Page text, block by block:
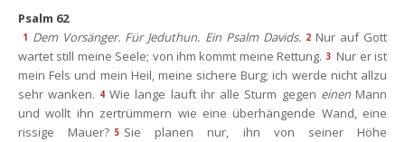
Psalm 62
1 Dem Vorsänger. Für Jeduthun. Ein Psalm Davids. 2 Nur auf Gott
wartet still meine Seele; von ihm kommt meine Rettung. 3 Nur er ist
mein Fels und mein Heil, meine sichere Burg; ich werde nicht allzu
ehr wanken. 4 Wie lange lauft ihr alle Sturm gegen einen Mann
und wollt ihn zertrümmern wie eine überhängende Wand, eine
rissige Mauer? 5 Sie planen nur, ihn von seiner Höhe